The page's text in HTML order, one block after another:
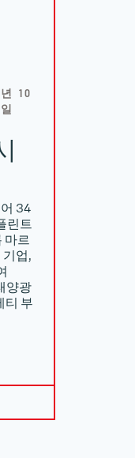
10
34
린트
마르
업,
양광
티 부